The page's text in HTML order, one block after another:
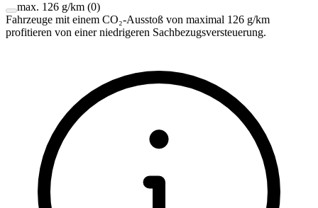
max. 126 g/km (0)
Fahrzeuge mit einem CO₂-Ausstoß von maximal 126 g/km
profitieren von einer niedrigeren Sachbezugsversteuerung.